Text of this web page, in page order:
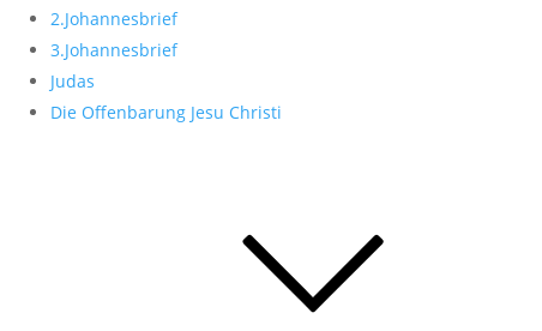
2.Johannesbrief
3.Johannesbrief
Judas
Die Offenbarung Jesu Christi